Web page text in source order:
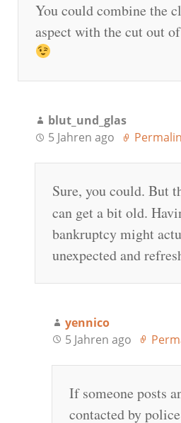
You could combine the
aspect with the cut out
blut_und_glas
5 Jahren ago
Sure, you could. But
can get a bit old.
bankruptcy might
unexpected and
yennico
5 Jahren ago
If someone posts
contacted by